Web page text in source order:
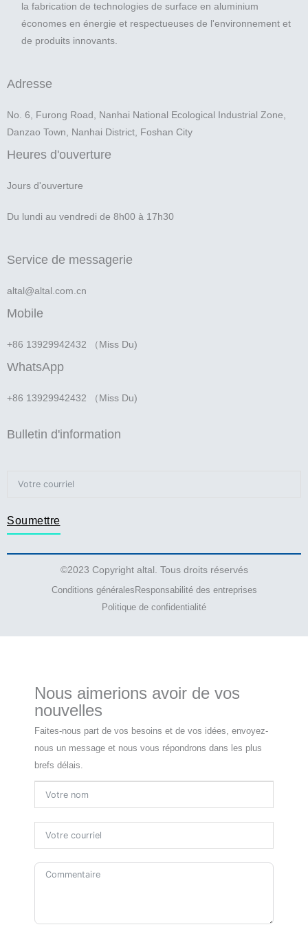
la fabrication de technologies de surface en aluminium
économes en énergie et respectueuses de l'environnement et
de produits innovants.
Adresse
No. 6, Furong Road, Nanhai National Ecological Industrial Zone,
Danzao Town, Nanhai District, Foshan City
Heures d'ouverture
Jours d'ouverture
Du lundi au vendredi de 8h00 à 17h30
Service de messagerie
altal@altal.com.cn
Mobile
+86 13929942432 （Miss Du)
WhatsApp
+86 13929942432 （Miss Du)
Bulletin d'information
Soumettre
©2023 Copyright altal. Tous droits réservés
Conditions généralesResponsabilité des entreprises
Politique de confidentialité
Nous aimerions avoir de vos
nouvelles
Faites-nous part de vos besoins et de vos idées, envoyez-
nous un message et nous vous répondrons dans les plus
brefs délais.